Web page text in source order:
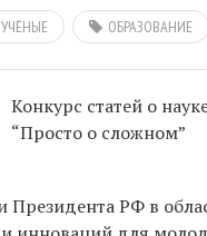
ОБРАЗОВАНИЕ
Конкурс статей о
“Просто о сложном”
Президента РФ в